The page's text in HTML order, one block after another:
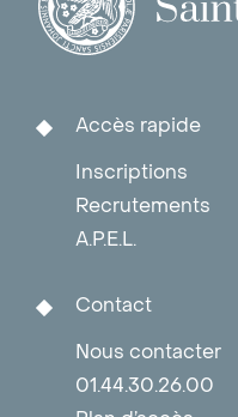
Accès rapide
Inscriptions
Recrutements
A.P.E.L.
Contact
Nous contacter
01.44.30.26.00